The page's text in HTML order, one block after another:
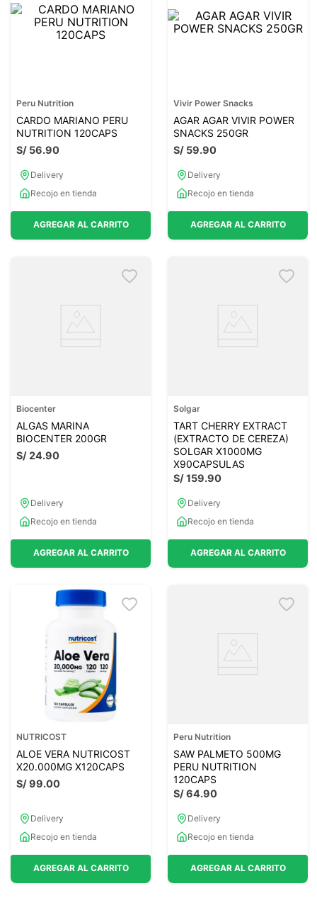
Peru Nutrition
CARDO MARIANO PERU
NUTRITION 120CAPS
S/ 56.90
Delivery
Recojo en tienda
AGREGAR AL CARRITO
Vivir Power Snacks
AGAR AGAR VIVIR POWER
SNACKS 250GR
S/ 59.90
Delivery
Recojo en tienda
AGREGAR AL CARRITO
Biocenter
ALGAS MARINA
BIOCENTER 200GR
S/24.90
Delivery
Recojo en tienda
AGREGAR AL CARRITO
Solgar
TART CHERRY EXTRACT
(EXTRACTO DE CEREZA)
SOLGAR X1000MG
X90CAPSULAS
S/159.90
Delivery
Recojo en tienda
AGREGAR AL CARRITO
NUTRICOST
ALOE VERA NUTRICOST
X20.000MG X120CAPS
S/99.00
Delivery
Recojo en tienda
AGREGAR AL CARRITO
Peru Nutrition
SAW PALMETO 500MG
PERU NUTRITION
120CAPS
S/64.90
Delivery
Recojo en tienda
AGREGAR AL CARRITO